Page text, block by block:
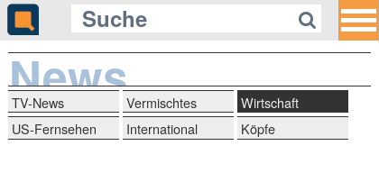
News
TV-News Vermischtes
Wirtschaft
US-Fernsehen
International Köpfe